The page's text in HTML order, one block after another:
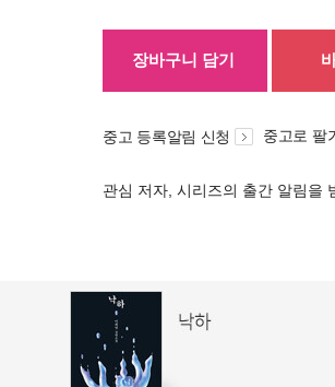
장바구니 담기
중고 등록알림 신청 중고로 팔
관심 저자, 시리즈의 출간 알림을